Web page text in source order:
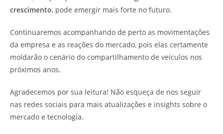
crescimento, pode emergir mais forte no futuro.
Continuaremos acompanhando de perto as movimentações
da empresa e as reações do mercado, pois elas certamente
moldarão o cenário do compartilhamento de veículos nos
próximos anos.
Agradecemos por sua leitura! Não esqueça de nos seguir
nas redes sociais para mais atualizações e insights sobre o
mercado e tecnologia.